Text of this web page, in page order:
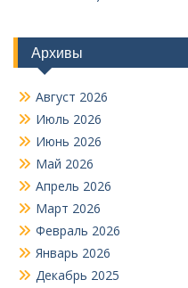
Архивы
Август 2026
Июль 2026
Июнь 2026
Май 2026
Апрель 2026
Март 2026
Февраль 2026
Январь 2026
Декабрь 2025